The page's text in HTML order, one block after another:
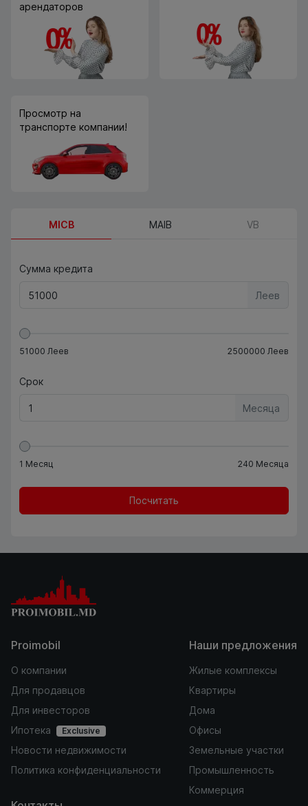
арендаторов
Просмотр на
транспорте компании!
MICB MAIB VB
Сумма кредита
Леев
51000 Леев 2500000 Леев
Срок
Месяца
1 Месяц 240 Месяца
Посчитать
Proimobil
О компании
Для продавцов
Для инвесторов
Ипотека
Exclusive
Новости недвижимости
Политика конфиденциальности
Наши предложения
Жилые комплексы
Квартиры
Дома
Офисы
Земельные участки
Промышленность
Коммерция